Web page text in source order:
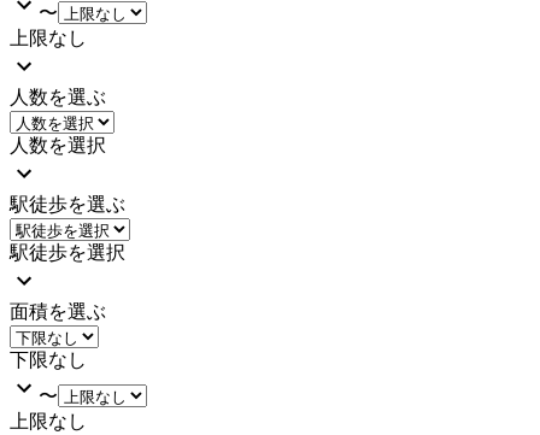
〜
上限なし
人数を選ぶ
人数を選択
駅徒歩を選ぶ
駅徒歩を選択
面積を選ぶ
下限なし
〜
上限なし